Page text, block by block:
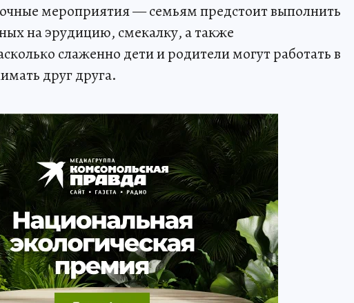
мероприятия — семьям предстоит выполнить
на эрудицию, смекалку, а также
слаженно дети и родители могут работать в
друг друга.